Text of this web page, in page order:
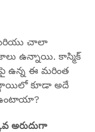
మరియు చాలా
ఉన్నాయి. కాస్మిక్
ఉన్న ఈ మరింత
కూడా అదే
ఉంటాయా?
అరుదుగా